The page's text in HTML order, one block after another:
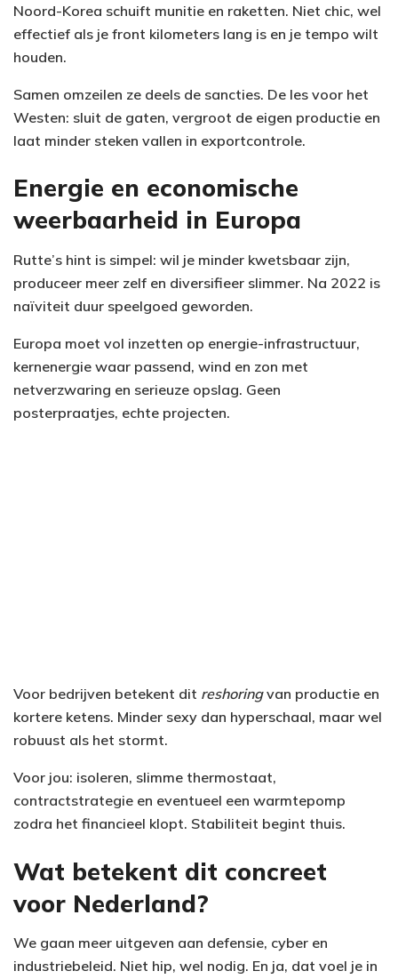
Noord-Korea schuift munitie en raketten. Niet chic, wel
effectief als je front kilometers lang is en je tempo wilt
houden.
Samen omzeilen ze deels de sancties. De les voor het
Westen: sluit de gaten, vergroot de eigen productie en
laat minder steken vallen in exportcontrole.
Energie en economische
weerbaarheid in Europa
Rutte’s hint is simpel: wil je minder kwetsbaar zijn,
produceer meer zelf en diversifieer slimmer. Na 2022 is
naïviteit duur speelgoed geworden.
Europa moet vol inzetten op energie-infrastructuur,
kernenergie waar passend, wind en zon met
netverzwaring en serieuze opslag. Geen
posterpraatjes, echte projecten.
Voor bedrijven betekent dit reshoringvan productie en
kortere ketens. Minder sexy dan hyperschaal, maar wel
robuust als het stormt.
Voor jou: isoleren, slimme thermostaat,
contractstrategie en eventueel een warmtepomp
zodra het financieel klopt. Stabiliteit begint thuis.
Wat betekent dit concreet
voor Nederland?
We gaan meer uitgeven aan defensie, cyber en
industriebeleid. Niet hip, wel nodig. En ja, dat voel je in